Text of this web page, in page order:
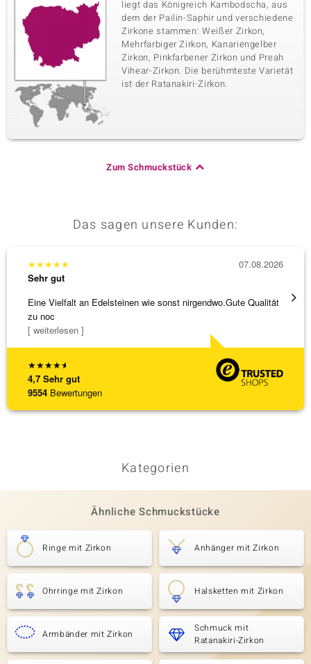
liegt das Königreich Kambodscha, aus
dem der Pailin-Saphir und verschiedene
Zirkone stammen: Weißer Zirkon,
Mehrfarbiger Zirkon, Kanariengelber
Zirkon, Pinkfarbener Zirkon und Preah
Vihear-Zirkon. Die berühmteste Varietät
ist der Ratanakiri-Zirkon.
Zum Schmuckstück
Das sagen unsere Kunden:
★★★★★
4,7 Sehr gut
9554 Bewertungen
★★★★★
Sehr gut
Eine Vielfalt an Edelsteinen wie sonst nirgendwo.Gute Qualität
zu noc
[ weiterlesen ]
07.08.2026
Die
Kategorien
Ähnliche Schmuckstücke
Ringe mit Zirkon Anhänger mit Zirkon
Ohrringe mit Zirkon Halsketten mit Zirkon
Armbänder mit Zirkon
Schmuck mit
Ratanakiri-Zirkon